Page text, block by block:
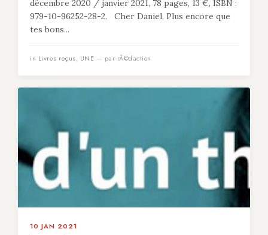
décembre 2020 / janvier 2021, 78 pages, 13 €, ISBN :
979-10-96252-28-2. Cher Daniel, Plus encore que
tes bons...
in Livres reçus, UNE — par rÃ©daction
10 JAN 2021